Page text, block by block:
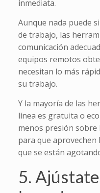
inmediata.
Aunque nada puede
de trabajo, las
comunicación
equipos remotos
necesitan lo más
su trabajo.
Y la mayoría de las
línea es gratuita o
menos presión sobre
para que
que se están
5.